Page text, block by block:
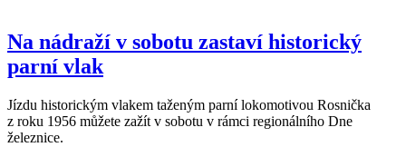
Na nádraží v sobotu zastaví historický
parní vlak
Jízdu historickým vlakem taženým parní lokomotivou Rosnička
z roku 1956 můžete zažít v sobotu v rámci regionálního Dne
železnice.